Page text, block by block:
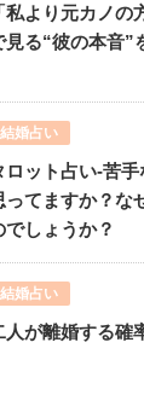
私より元カノ
見る“彼の本音”
結婚占い
ロット占い-苦
ってますか？な
でしょうか？
結婚占い
人が離婚する確